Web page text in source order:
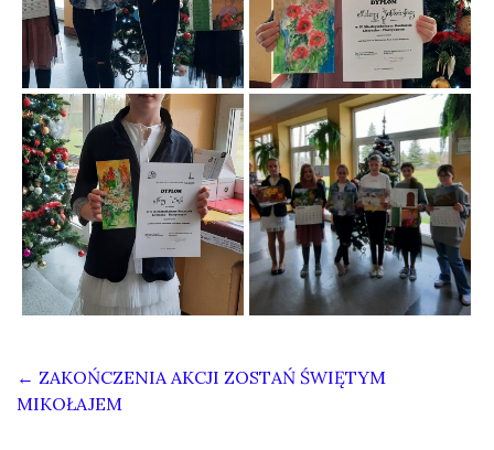
← ZAKOŃCZENIA AKCJI ZOSTAŃ ŚWIĘTYM
MIKOŁAJEM